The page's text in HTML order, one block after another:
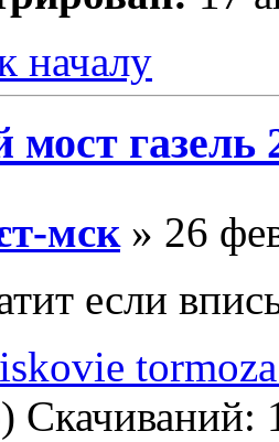
началу
мост газель
мск» 26
если
Скачиваний: